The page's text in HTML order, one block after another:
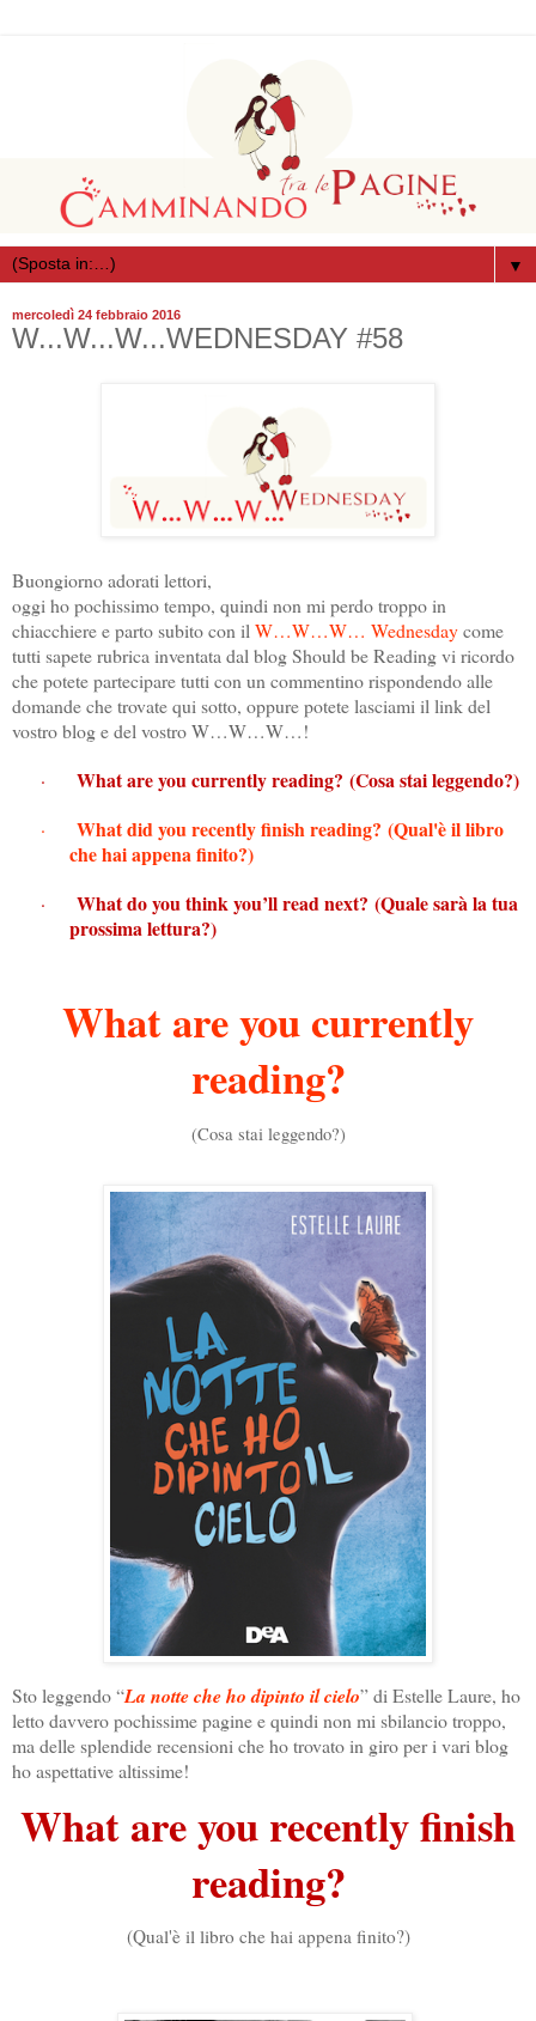
▼
mercoledì 24 febbraio 2016
W...W...W...WEDNESDAY #58
Buongiorno adorati lettori,
oggi ho pochissimo tempo, quindi non mi perdo troppo in
chiacchiere e parto subito con ilW…W…W… Wednesdaycome
tutti sapete rubrica inventata dal blog Should be Reading vi ricordo
che potete partecipare tutti con un commentino rispondendo alle
domande che trovate qui sotto, oppure potete lasciami il link del
vostro blog e del vostro W…W…W…!
·
What are you currently reading? (Cosa stai leggendo?)
· What did you recently finish reading? (Qual'è il libro
che hai appena finito?)
· What do you think you’ll read next? (Quale sarà la tua
prossima lettura?)
What are you currently
reading?
(Cosa stai leggendo?)
Sto leggendo “La notte che ho dipinto il cielo” di Estelle Laure, ho
letto davvero pochissime pagine e quindi non mi sbilancio troppo,
ma delle splendide recensioni che ho trovato in giro per i vari blog
ho aspettative altissime!
What are you recently finish
reading?
(Qual'è il libro che hai appena finito?)